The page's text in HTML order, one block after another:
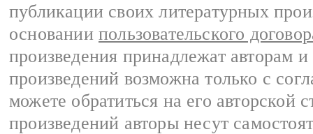
публикации своих литературных
основании пользовательского
произведения принадлежат авторам
произведений возможна только с
можете обратиться на его авторской
произведений авторы несут